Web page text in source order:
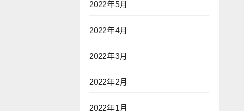
2022年5月
2022年4月
2022年3月
2022年2月
2022年1月